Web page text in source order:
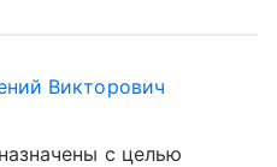
Викторович
с целью